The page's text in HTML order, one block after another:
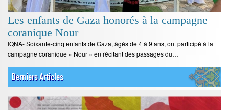
Les enfants de Gaza honorés à la campagne
coranique Nour
IQNA- Soixante-cinq enfants de Gaza, âgés de 4 à 9 ans, ont participé à la
campagne coranique « Nour » en récitant des passages du…
Derniers Articles